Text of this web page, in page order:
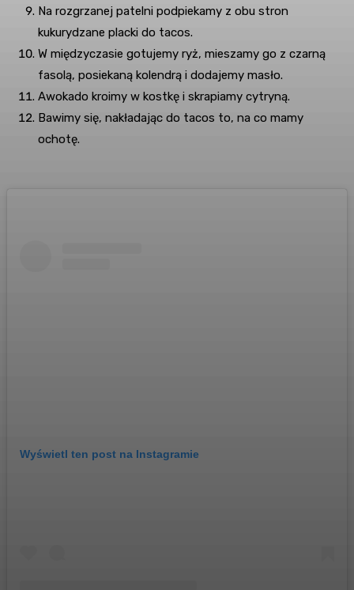
Na rozgrzanej patelni podpiekamy z obu stron
kukurydzane placki do tacos.
W międzyczasie gotujemy ryż, mieszamy go z czarną
fasolą, posiekaną kolendrą i dodajemy masło.
Awokado kroimy w kostkę i skrapiamy cytryną.
Bawimy się, nakładając do tacos to, na co mamy
ochotę.
Wyświetl ten post na Instagramie